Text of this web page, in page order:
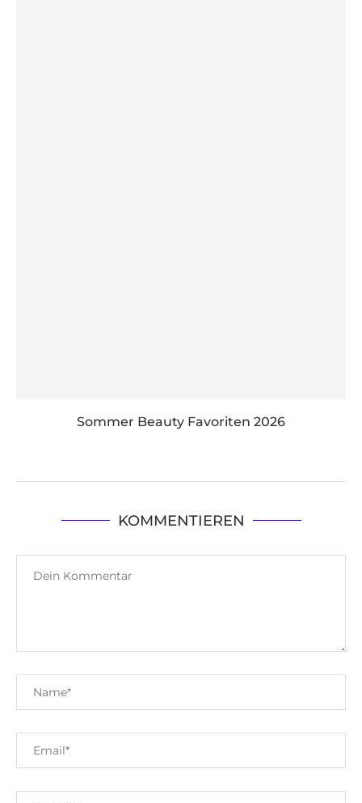
Sommer Beauty Favoriten 2026
KOMMENTIEREN